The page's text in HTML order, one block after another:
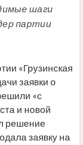
шаги
партии
«Грузинская
заявки о
«с
и новой
решение
заявку на